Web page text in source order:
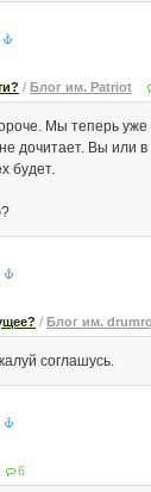
/ Блог им. Patriot
Мы теперь
дочитает. Вы или
будет.
/ Блог им.
соглашусь.
6